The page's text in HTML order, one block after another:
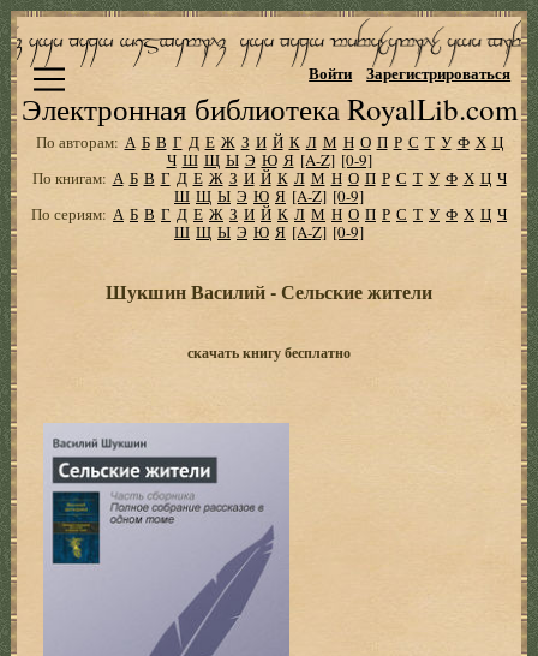
Электронная библиотека RoyalLib.com
Войти Зарегистрироваться
По авторам: А Б В Г Д Е Ж З И Й К Л М Н О П Р С Т У Ф Х Ц
Ч Ш Щ Ы Э Ю Я [A-Z] [0-9]
По книгам: А Б В Г Д Е Ж З И Й К Л М Н О П Р С Т У Ф Х Ц Ч
Ш Щ Ы Э Ю Я [A-Z] [0-9]
По сериям: А Б В Г Д Е Ж З И Й К Л М Н О П Р С Т У Ф Х Ц Ч
Ш Щ Ы Э Ю Я [A-Z] [0-9]
Шукшин Василий - Сельские жители
скачать книгу бесплатно